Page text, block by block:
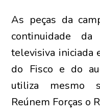
As peças da
continuidade da
televisiva iniciada
do Fisco e do
utiliza mesmo
Reúnem Forças o